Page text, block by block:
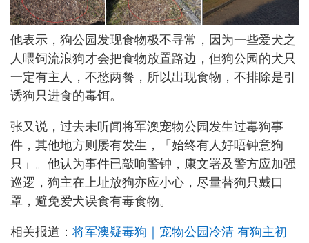
他表示，狗公园发现食物极不寻常，因为一些爱犬之
人喂饲流浪狗才会把食物放置路边，但狗公园的犬只
一定有主人，不愁两餐，所以出现食物，不排除是引
诱狗只进食的毒饵。
张又说，过去未听闻将军澳宠物公园发生过毒狗事
件，其他地方则屡有发生，「始终有人好唔钟意狗
只」。他认为事件已敲响警钟，康文署及警方应加强
巡逻，狗主在上址放狗亦应小心，尽量替狗只戴口
罩，避免爱犬误食有毒食物。
相关报道： 将军澳疑毒狗｜宠物公园冷清 有狗主初